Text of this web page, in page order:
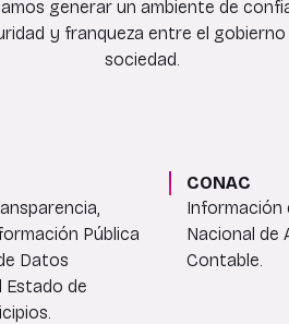
generar un ambiente de
y franqueza entre el gobierno
sociedad.
Pública
Datos
Estado de
CONAC
Información
Nacional de
Contable.